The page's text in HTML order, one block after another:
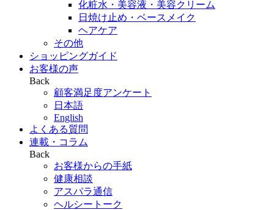
化粧水・美容液・美容クリーム
日焼け止め・ベースメイク
ヘアケア
その他
ショッピングガイド
お客様の声
Back
顧客満足度アンケート
日本語
English
よくある質問
連載・コラム
Back
お客様からの手紙
健康相談
アスパラ通信
ヘルシートーク